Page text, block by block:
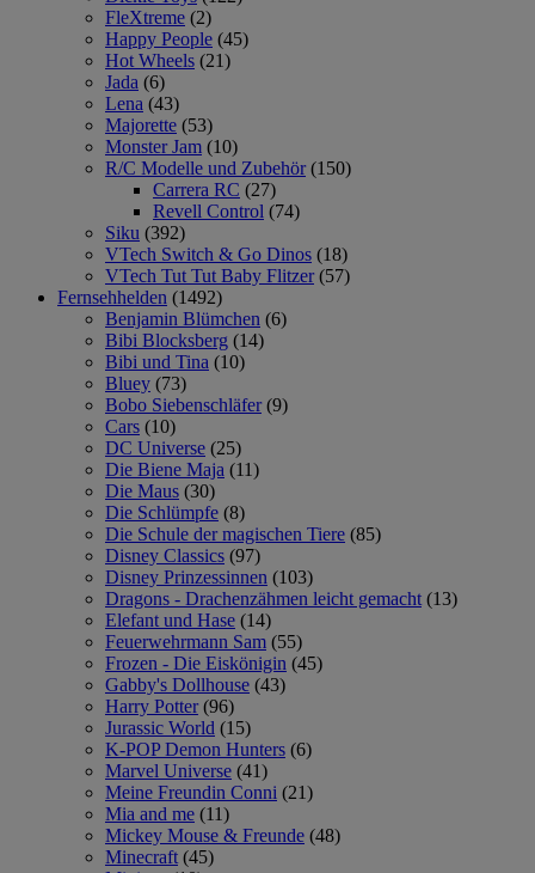
FleXtreme (2)
Happy People (45)
Hot Wheels (21)
Jada (6)
Lena (43)
Majorette (53)
Monster Jam (10)
R/C Modelle und Zubehör (150)
Carrera RC (27)
Revell Control (74)
Siku (392)
VTech Switch & Go Dinos (18)
VTech Tut Tut Baby Flitzer (57)
Fernsehhelden (1492)
Benjamin Blümchen (6)
Bibi Blocksberg (14)
Bibi und Tina (10)
Bluey (73)
Bobo Siebenschläfer (9)
Cars (10)
DC Universe (25)
Die Biene Maja (11)
Die Maus (30)
Die Schlümpfe (8)
Die Schule der magischen Tiere (85)
Disney Classics (97)
Disney Prinzessinnen (103)
Dragons - Drachenzähmen leicht gemacht (13)
Elefant und Hase (14)
Feuerwehrmann Sam (55)
Frozen - Die Eiskönigin (45)
Gabby's Dollhouse (43)
Harry Potter (96)
Jurassic World (15)
K-POP Demon Hunters (6)
Marvel Universe (41)
Meine Freundin Conni (21)
Mia and me (11)
Mickey Mouse & Freunde (48)
Minecraft (45)